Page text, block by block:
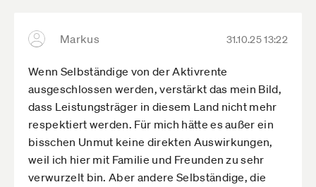
Markus 31.10.25 13:22
Wenn Selbständige von der Aktivrente
ausgeschlossen werden, verstärkt das mein Bild,
dass Leistungsträger in diesem Land nicht mehr
respektiert werden. Für mich hätte es außer ein
bisschen Unmut keine direkten Auswirkungen,
weil ich hier mit Familie und Freunden zu sehr
verwurzelt bin. Aber andere Selbständige, die